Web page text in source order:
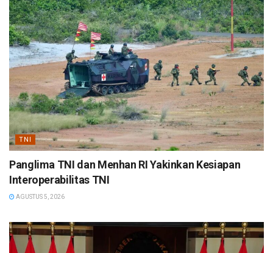
TNI
Panglima TNI dan Menhan RI Yakinkan Kesiapan
Interoperabilitas TNI
AGUSTUS 5, 2026